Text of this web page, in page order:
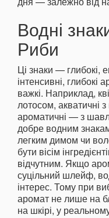
Водні
Риби
Ці знаки — глибокі,
інтенсивні,
важкі. Наприклад,
лотосом, акватичні
ароматичні — з
добре водним
легким димом чи
бути вісім
відчутним. Якщо
суцільний шлейф,
інтерес. Тому при
аромат не лише на
на шкірі, у